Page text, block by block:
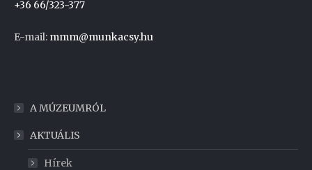
+36 66/323-377
E-mail: mmm@munkacsy.hu
A MÚZEUMRÓL
AKTUÁLIS
Hírek